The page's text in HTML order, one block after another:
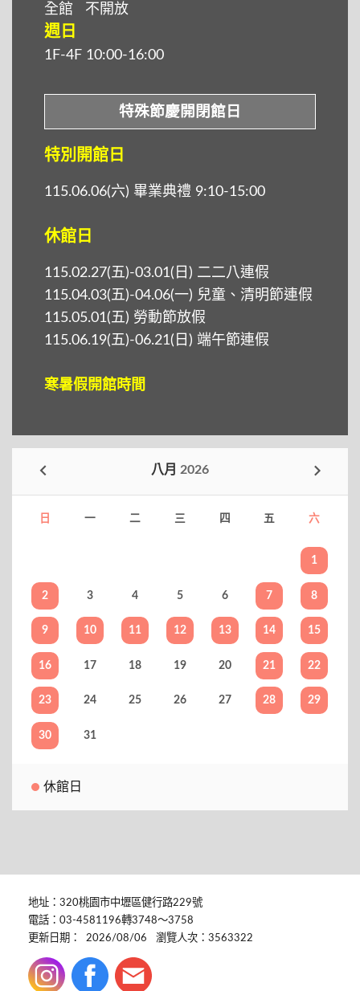
全館 不開放
週日
1F-4F 10:00-16:00
特殊節慶開閉館日
特別開館日
115.06.06(六) 畢業典禮 9:10-15:00
休館日
115.02.27(五)-03.01(日) 二二八連假
115.04.03(五)-04.06(一) 兒童、清明節連假
115.05.01(五) 勞動節放假
115.06.19(五)-06.21(日) 端午節連假
寒暑假開館時間
八月 2026
日 一 二 三 四 五 六
1
2 3 4 5 6 7 8
9 10 11 12 13 14 15
16 17 18 19 20 21 22
23 24 25 26 27 28 29
30 31
休館日
地址：320桃園市中壢區健行路229號
電話：03-4581196轉3748～3758
更新日期：
2026/08/06 瀏覽人次：3563322